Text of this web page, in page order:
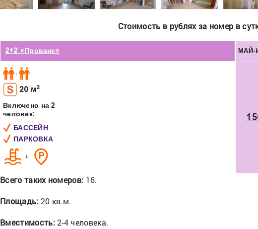
Стоимость в рублях за номер в
2+2 «Прованс» МАЙ-
20 м2
Включено на 2
человек:
БАССЕЙН
ПАРКОВКА
+
Всего таких номеров: 16.
Площадь: 20 кв.м.
Вместимость:2-4 человека.